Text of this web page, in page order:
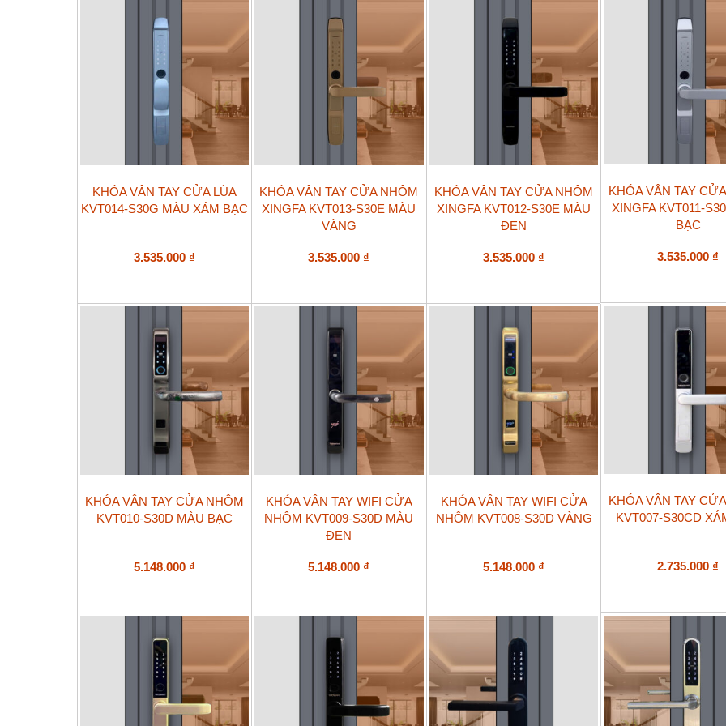
KHÓA VÂN TAY CỬA LÙA
KVT014-S30G MÀU XÁM BẠC
3.535.000 ₫
KHÓA VÂN TAY CỬA NHÔM
XINGFA KVT013-S30E MÀU
VÀNG
3.535.000 ₫
KHÓA VÂN TAY CỬA NHÔM
XINGFA KVT012-S30E MÀU
ĐEN
3.535.000 ₫
KHÓA VÂN TAY
XINGFA KVT011-
BẠC
3.535.000 ₫
KHÓA VÂN TAY CỬA NHÔM
KVT010-S30D MÀU BẠC
5.148.000 ₫
KHÓA VÂN TAY WIFI CỬA
NHÔM KVT009-S30D MÀU
ĐEN
5.148.000 ₫
KHÓA VÂN TAY WIFI CỬA
NHÔM KVT008-S30D VÀNG
5.148.000 ₫
KHÓA VÂN TAY
KVT007-S30CD
2.735.000 ₫